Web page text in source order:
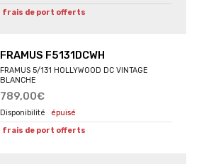
frais de port offerts
FRAMUS F5131DCWH
FRAMUS 5/131 HOLLYWOOD DC VINTAGE
BLANCHE
789,00€
épuisé
frais de port offerts